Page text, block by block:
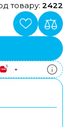
товару: 2422
3 +